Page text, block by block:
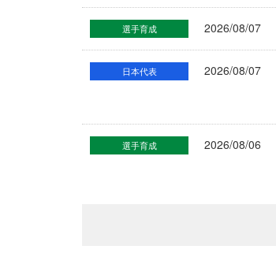
選手育成 2026/08/07
日本代表 2026/08/07
選手育成 2026/08/06